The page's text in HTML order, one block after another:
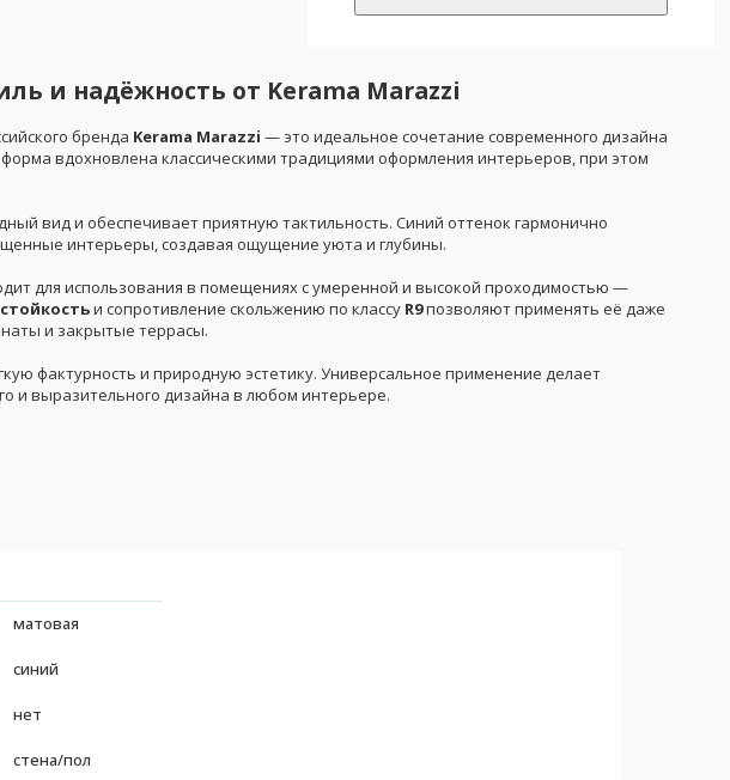
и надёжность от Kerama Marazzi
бренда Kerama Marazzi — это идеальное сочетание современного дизайна
вдохновлена классическими традициями оформления интерьеров, при этом
вид и обеспечивает приятную тактильность. Синий оттенок гармонично
интерьеры, создавая ощущение уюта и глубины.
для использования в помещениях с умеренной и высокой проходимостью —
и сопротивление скольжению по классу R9позволяют применять её даже
и закрытые террасы.
фактурность и природную эстетику. Универсальное применение делает
и выразительного дизайна в любом интерьере.
матовая
синий
нет
стена/пол